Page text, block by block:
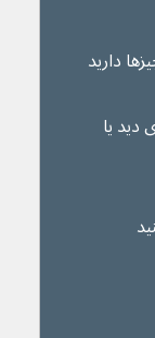
دارید
یا تاری دید یا